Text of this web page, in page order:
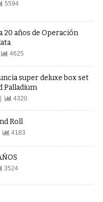
5594
20 años de Operación
4625
super deluxe box set
Palladium
4320
Roll
4183
3524